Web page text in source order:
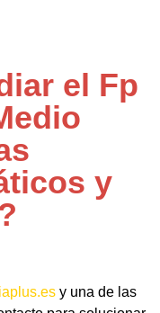
el Fp
y
y una de las